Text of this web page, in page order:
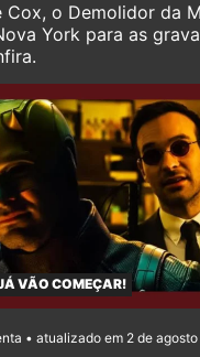
Cox, o Demolidor da
York para as
VÃO COMEÇAR!
• atualizado em 2 de